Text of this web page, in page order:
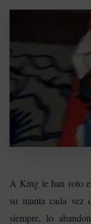
A King le han roto
su manta cada
siempre, lo